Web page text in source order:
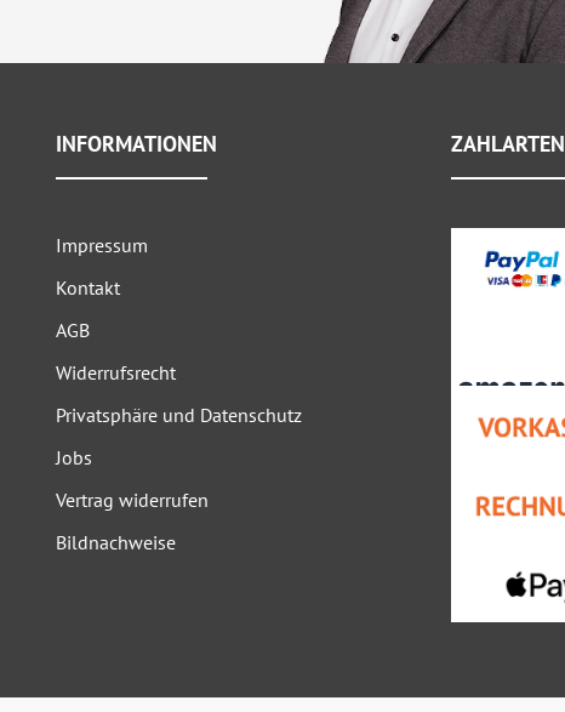
INFORMATIONEN
Impressum
Kontakt
AGB
Widerrufsrecht
Privatsphäre und Datenschutz
Jobs
Vertrag widerrufen
Bildnachweise
ZAHLARTEN